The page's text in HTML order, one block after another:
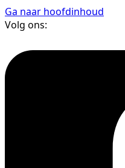
Ga naar hoofdinhoud
Volg ons: